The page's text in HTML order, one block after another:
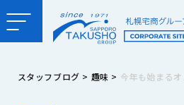
スタッフブログ > 趣味 > 今年も始まる